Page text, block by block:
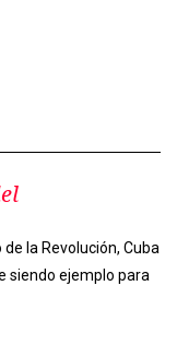
la Revolución, Cuba
siendo ejemplo para